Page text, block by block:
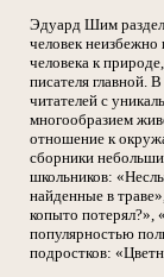
Эдуард Шим
человек неизбежно
человека к
писателя главной.
читателей с
многообразием
отношение к
сборники
школьников:
найденные в
копыто потерял?»,
популярностью
подростков: